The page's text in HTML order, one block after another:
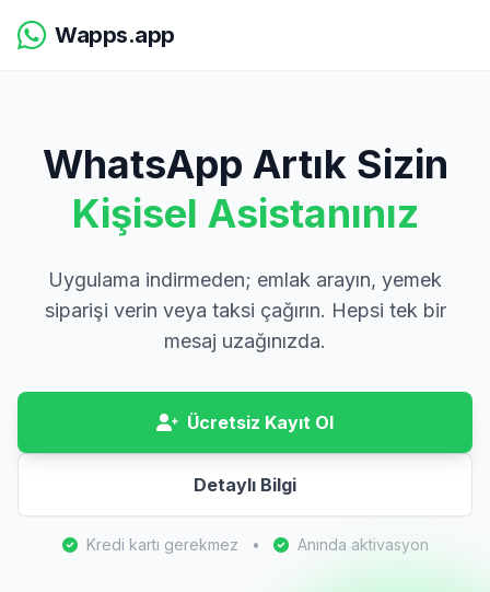
Wapps.app
WhatsApp Artık Sizin
Kişisel Asistanınız
Uygulama indirmeden; emlak arayın, yemek
siparişi verin veya taksi çağırın. Hepsi tek bir
mesaj uzağınızda.
Ücretsiz Kayıt Ol
Detaylı Bilgi
Kredi kartı gerekmez • Anında aktivasyon